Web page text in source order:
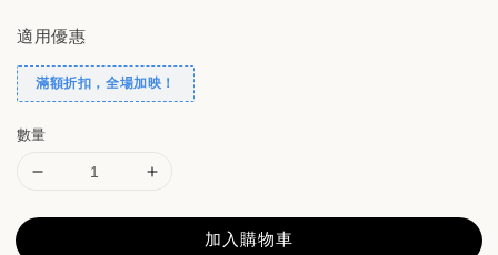
適用優惠
滿額折扣，全場加映！
數量
加入購物車